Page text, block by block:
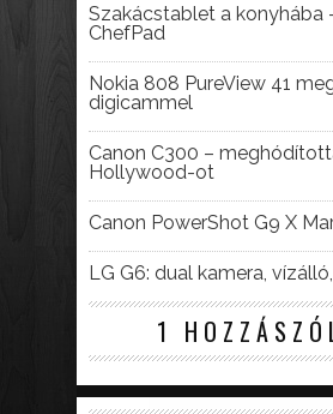
Szakácstablet a konyhába
ChefPad
Nokia 808 PureView 41
digicammel
Canon C300 –
Hollywood-ot
Canon PowerShot G9 X
LG G6: dual kamera,
1